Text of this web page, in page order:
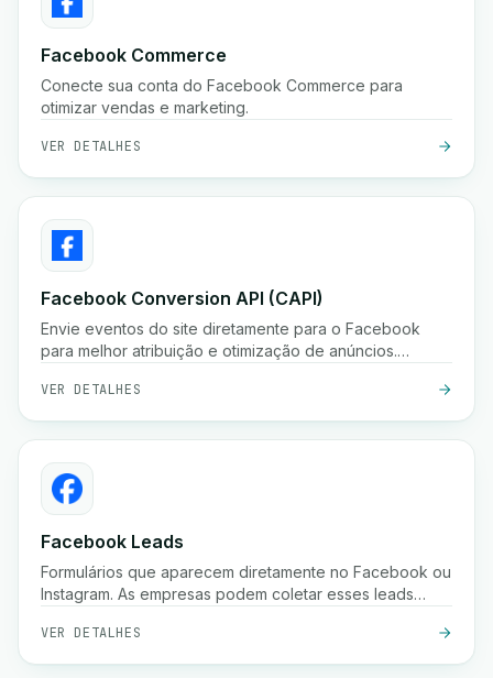
Facebook Commerce
Conecte sua conta do Facebook Commerce para
otimizar vendas e marketing.
VER DETALHES
Facebook Conversion API (CAPI)
Envie eventos do site diretamente para o Facebook
para melhor atribuição e otimização de anúncios.
Conversões do Facebook.
VER DETALHES
Facebook Leads
Formulários que aparecem diretamente no Facebook ou
Instagram. As empresas podem coletar esses leads
VER DETALHES